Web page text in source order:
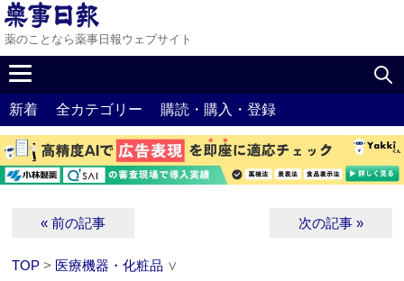
薬のことなら薬事日報ウェブサイト
新着 全カテゴリー 購読・購入・登録
« 前の記事 次の記事 »
TOP > 医療機器・化粧品 ∨